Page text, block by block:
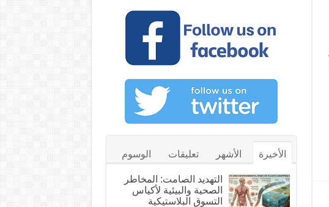
الأخيرة الأشهر تعليقات الوسوم
التهديد الصامت: المخاطر
الصحية والبيئية لأكياس
التسوق البلاستيكية